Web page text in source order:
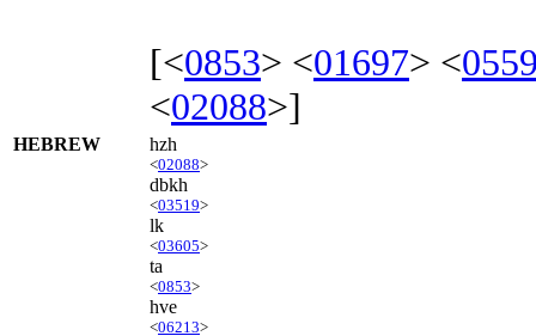
[<0853> <01697> <
<02088>]
HEBREW hzh
<02088>
dbkh
<03519>
lk
<03605>
ta
<0853>
hve
<06213>